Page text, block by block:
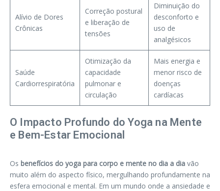
Alívio de Dores
Crônicas
Correção postural
e liberação de
tensões
Diminuição do
desconforto e
uso de
analgésicos
Saúde
Cardiorrespiratória
Otimização da
capacidade
pulmonar e
circulação
Mais energia e
menor risco de
doenças
cardíacas
O Impacto Profundo do Yoga na Mente
e Bem-Estar Emocional
Os benefícios do yoga para corpo e mente no dia a dia vão
muito além do aspecto físico, mergulhando profundamente na
esfera emocional e mental. Em um mundo onde a ansiedade e